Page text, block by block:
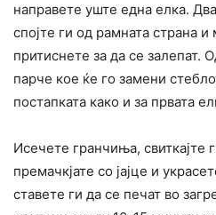
направете уште една елка.
спојте ги од рамната страна и
притиснете за да се залепат.
парче кое ќе го замени
постапката како и за првата
Исечете гранчиња, свиткајте
премачкјате со јајце и
ставете ги да се печат во